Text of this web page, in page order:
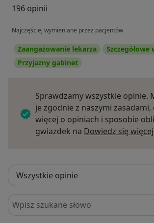
196 opinii
Najczęściej wymieniane przez pacjentów
Zaangażowanie lekarza
Przyjazny gabinet
Sprawdzamy wszystkie opinie.
je zgodnie z naszymi zasadami,
więcej o opiniach i sposobie
gwiazdek na Dowiedz się więcej
Szukaj w opiniach